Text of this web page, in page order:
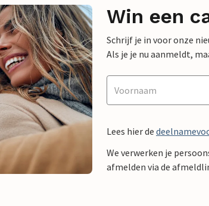
Win een
Schrijf je in voor onze
Als je je nu aanmeldt,
Lees hier de
We verwerken je
afmelden via de